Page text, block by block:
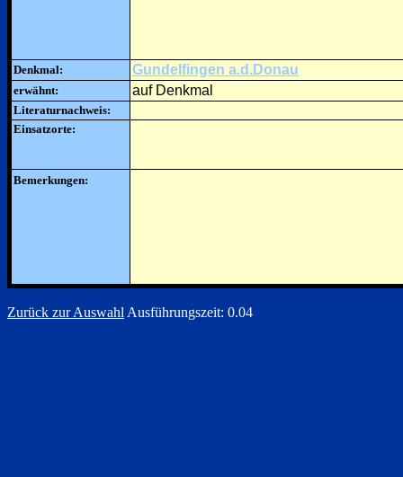
Denkmal: Gundelfingen a.d.Donau
erwähnt: auf Denkmal
Literaturnachweis:
Einsatzorte:
Bemerkungen:
Zurück zur Auswahl Ausführungszeit: 0.04